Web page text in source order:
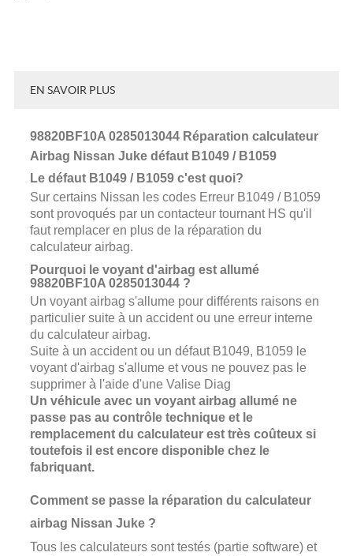
EN SAVOIR PLUS
98820BF10A 0285013044 Réparation calculateur
Airbag Nissan Juke défaut B1049 / B1059
Le défaut B1049 / B1059 c'est quoi?
Sur certains Nissan les codes Erreur B1049 / B1059
sont provoqués par un contacteur tournant HS qu'il
faut remplacer en plus de la réparation du
calculateur airbag.
Pourquoi le voyant d'airbag est allumé
98820BF10A 0285013044 ?
Un voyant airbag s'allume pour différents raisons en
particulier suite à un accident ou une erreur interne
du calculateur airbag.
Suite à un accident ou un défaut B1049, B1059 le
voyant d'airbag s'allume et vous ne pouvez pas le
supprimer à l'aide d'une Valise Diag
Un véhicule avec un voyant airbag allumé ne
passe pas au contrôle technique et le
remplacement du calculateur est très coûteux si
toutefois il est encore disponible chez le
fabriquant.
Comment se passe la réparation du calculateur
airbag Nissan Juke ?
Tous les calculateurs sont testés (partie software) et